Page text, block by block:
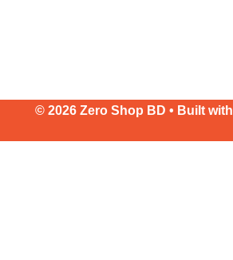
© 2026 Zero Shop BD • Built with